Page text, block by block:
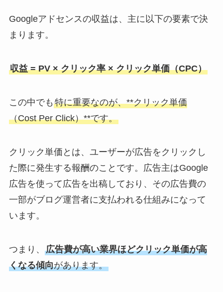
Googleアドセンスの収益は、主に以下の要素で決
まります。
収益 = PV × クリック率 × クリック単価（CPC）
この中でも 特に重要なのが、**クリック単価
（Cost Per Click）**です。
クリック単価とは、ユーザーが広告をクリックし
た際に発生する報酬のことです。広告主はGoogle
広告を使って広告を出稿しており、その広告費の
一部がブログ運営者に支払われる仕組みになって
います。
つまり、 広告費が高い業界ほどクリック単価が高
くなる傾向があります。